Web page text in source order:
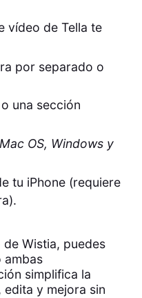
vídeo de Tella te
por separado o
una sección
Mac OS, Windows y
tu iPhone (requiere
Wistia, puedes
ambas
simplifica la
y mejora sin